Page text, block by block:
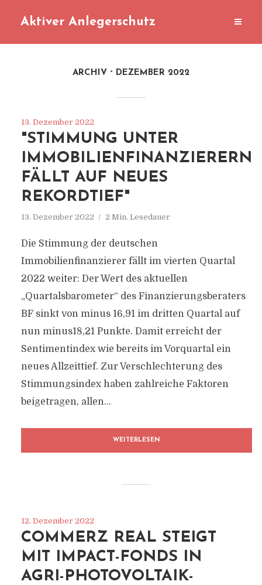
Aktiver Anlegerschutz
ARCHIV DEZEMBER 2022
13. Dezember 2022
"STIMMUNG UNTER
IMMOBILIENFINANZIERERN
FÄLLT AUF NEUES
REKORDTIEF"
13. Dezember 2022 2 Min. Lesedauer
Die Stimmung der deutschen
Immobilienfinanzierer fällt im vierten Quartal
2022 weiter: Der Wert des aktuellen
„Quartalsbarometer“ des Finanzierungsberaters
BF sinkt von minus 16,91 im dritten Quartal auf
nun minus18,21 Punkte. Damit erreicht der
Sentimentindex wie bereits im Vorquartal ein
neues Allzeittief. Zur Verschlechterung des
Stimmungsindex haben zahlreiche Faktoren
beigetragen, allen...
WEITERLESEN
12. Dezember 2022
COMMERZ REAL STEIGT
MIT IMPACT-FONDS IN
AGRI-PHOTOVOLTAIK-